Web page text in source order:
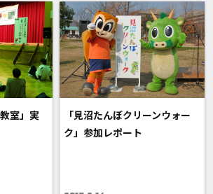
室」実
「見沼たんぼクリーンウォー
ク」参加レポート